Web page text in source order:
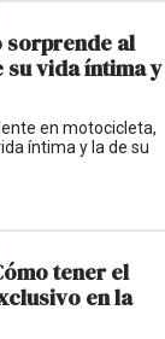
al
vida íntima y
en motocicleta,
íntima y la de su
tener el
en la